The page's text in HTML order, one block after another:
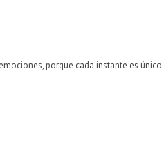
porque cada instante es único.